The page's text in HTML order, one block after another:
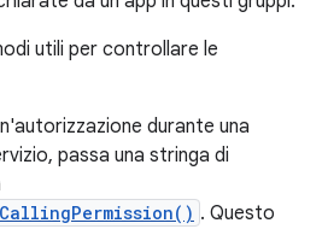
utili per controllare le
durante una
passa una stringa di
. Questo